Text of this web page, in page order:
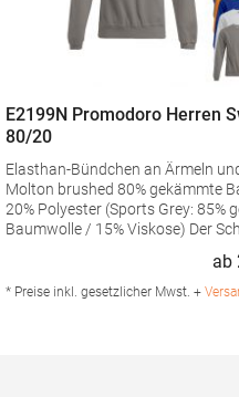
Preis:
E2199N Promodoro Herren
80/20
Elasthan-Bündchen an Ärmeln
Molton brushed 80% gekämmte Baumwolle /
20% Polyester (Sports Grey: 85%
Baumwolle / 15% Viskose) Der Schnitt von
der Schnittführung des
E2199 abGrammatur: 280
ab
* Preise inkl. gesetzlicher Mwst. +